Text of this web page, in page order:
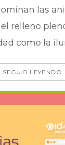
las
relleno
como la
SEGUIR LEYENDO